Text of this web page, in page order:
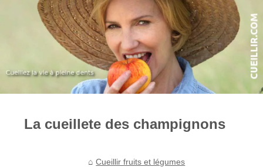
La cueillete des champignons
Cueillir fruits et légumes